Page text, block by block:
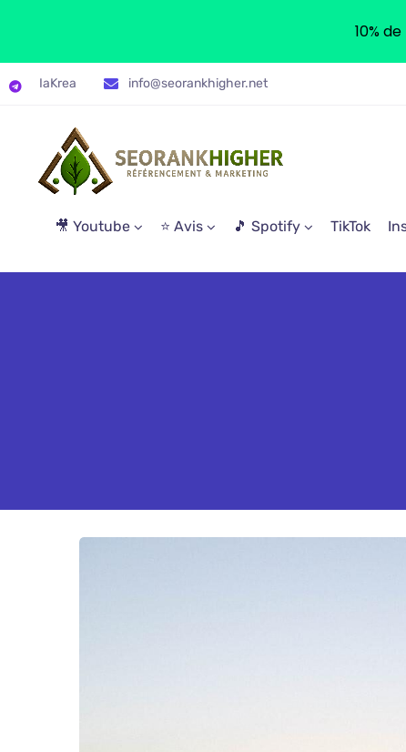
IaKrea info@seorankhigher.net
🎥 Youtube ⭐ Avis 🎵 Spotify TikTok
10%